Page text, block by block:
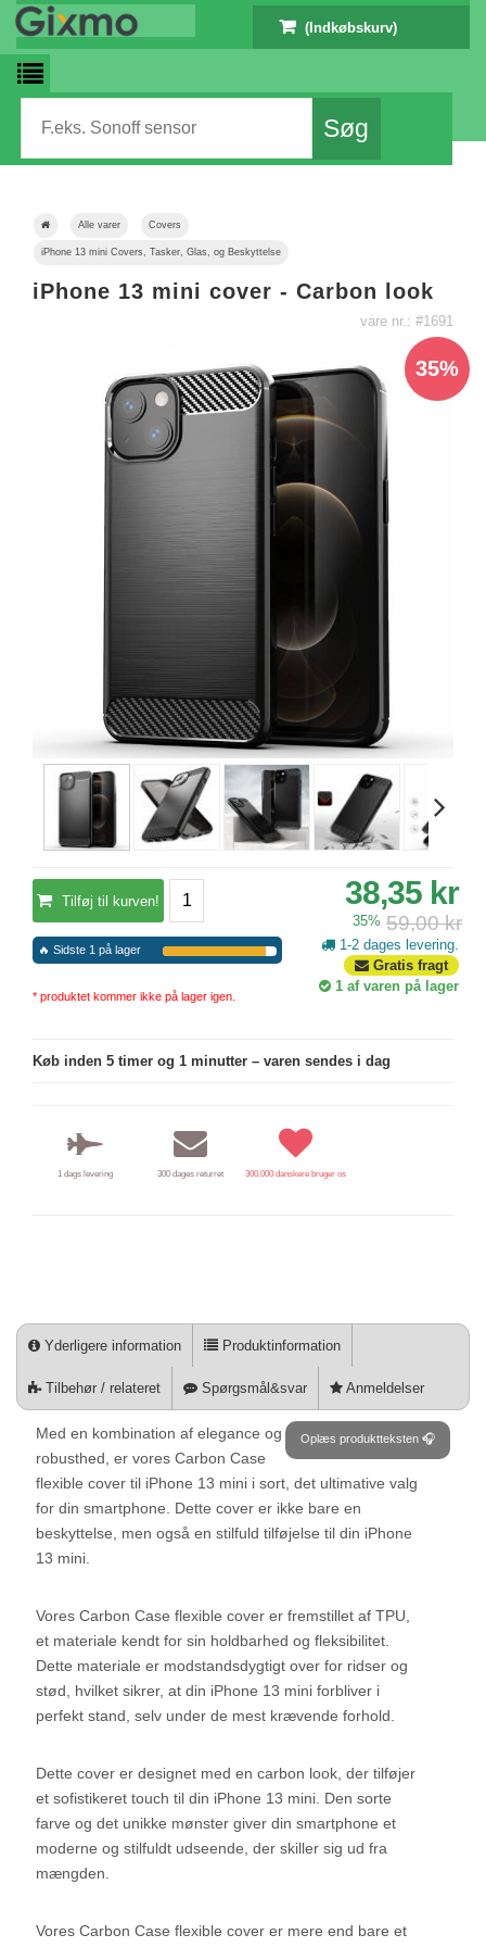
(Indkøbskurv)
Alle varer Covers
iPhone 13 mini Covers, Tasker, Glas, og Beskyttelse
iPhone 13 mini cover - Carbon look
vare nr.: #1691
35%
Tilføj til kurven! 38,35 kr
59,00 kr
35%
1-2 dages levering.
Gratis fragt
1af varen på lager
🔥 Sidste 1 på lager
* produktet kommer ikke på lager igen.
Køb inden 5 timer og 1 minutter – varen sendes i dag
1 dags levering 300 dages returret 300.000 danskere bruger os
Yderligere information Produktinformation
Tilbehør / relateret Spørgsmål&svar Anmeldelser
Oplæs produktteksten 🎧
Med en kombination af elegance og
robusthed, er vores Carbon Case
flexible cover til iPhone 13 mini i sort, det ultimative valg
for din smartphone. Dette cover er ikke bare en
beskyttelse, men også en stilfuld tilføjelse til din iPhone
13 mini.
Vores Carbon Case flexible cover er fremstillet af TPU,
et materiale kendt for sin holdbarhed og fleksibilitet.
Dette materiale er modstandsdygtigt over for ridser og
stød, hvilket sikrer, at din iPhone 13 mini forbliver i
perfekt stand, selv under de mest krævende forhold.
Dette cover er designet med en carbon look, der tilføjer
et sofistikeret touch til din iPhone 13 mini. Den sorte
farve og det unikke mønster giver din smartphone et
moderne og stilfuldt udseende, der skiller sig ud fra
mængden.
Vores Carbon Case flexible cover er mere end bare et